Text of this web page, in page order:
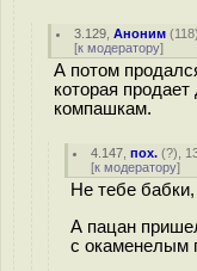
3.129 ,Аноним (118
[к модератору]
А потом
которая
компашкам.
4.147 ,пох. (?),
[к модератору]
Не тебе
А пацан
с окаменелым